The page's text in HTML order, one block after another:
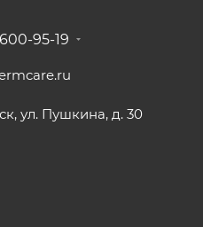
95-19
ул. Пушкина, д. 30